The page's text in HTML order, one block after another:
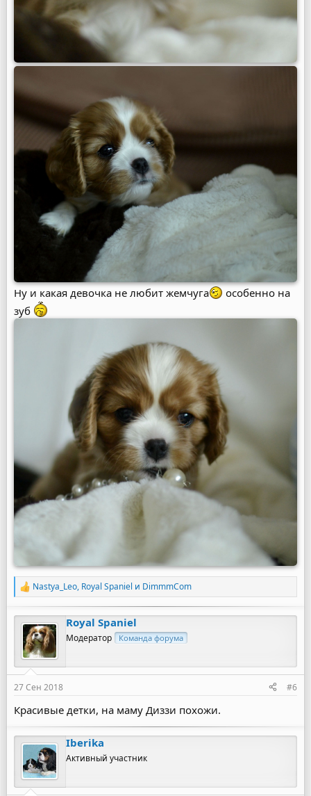
Ну и какая девочка не любит жемчуга
особенно на
зуб
Р
а
к
и
и
:
Nastya_Leo, Royal Spaniel и DimmmCom
Royal Spaniel
Модератор Команда форума
27 Сен 2018 #6
Красивые детки, на маму Диззи похожи.
Iberika
Активный участник